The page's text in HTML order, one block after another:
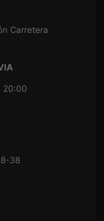
Carretera
20:00
38